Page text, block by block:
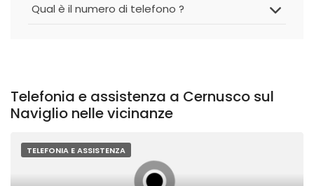
Qual è il numero di telefono ?
Telefonia e assistenza a Cernusco sul
Naviglio nelle vicinanze
TELEFONIA E ASSISTENZA